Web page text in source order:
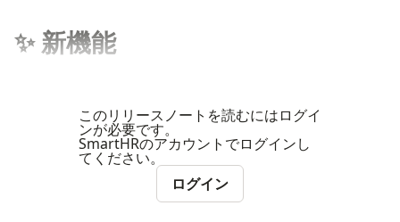
✨ 新機能
このリリースノートを読むにはログイ
ンが必要です。
SmartHRのアカウントでログインし
てください。
ログイン